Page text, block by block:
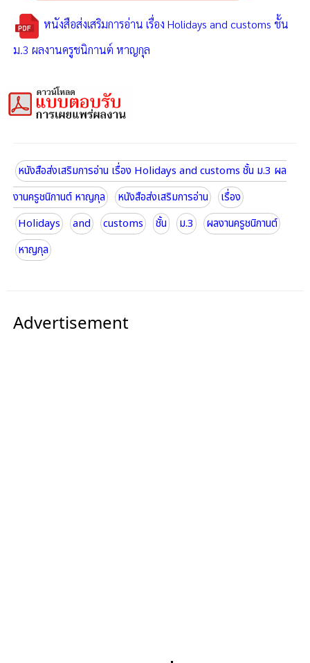
หนังสือส่งเสริมการอ่าน เรื่อง Holidays and customs ชั้น
ม.3 ผลงานครูชนิกานต์ หาญกุล
หนังสือส่งเสริมการอ่าน เรื่อง Holidays and customs ชั้น ม.3 ผล
งานครูชนิกานต์ หาญกุล
หนังสือส่งเสริมการอ่าน
เรื่อง
Holidays
and customs ชั้น ม.3
ผลงานครูชนิกานต์
หาญกุล
Advertisement